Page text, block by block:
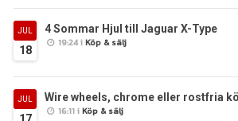
JUL
18
4 Sommar Hjul till Jaguar X-Type
19:24 iKöp & sälj
JUL
Wire wheels, chrome eller rostfria
16:11 iKöp & sälj